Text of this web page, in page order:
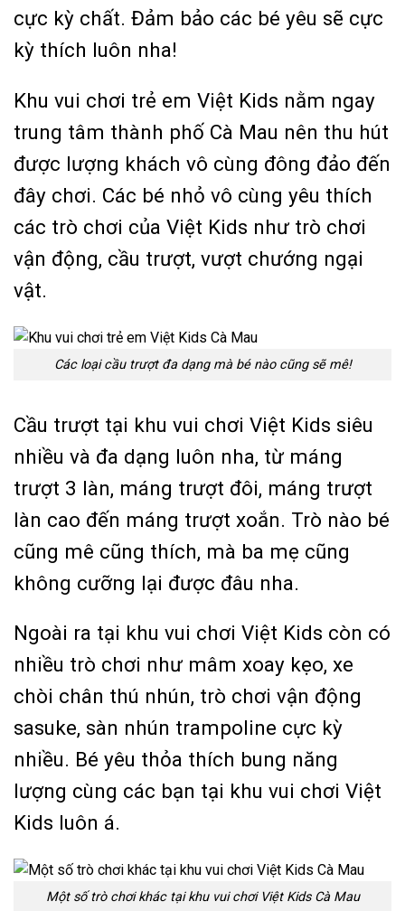
cực kỳ chất. Đảm bảo các bé yêu sẽ cực
kỳ thích luôn nha!
Khu vui chơi trẻ em Việt Kids nằm ngay
trung tâm thành phố Cà Mau nên thu hút
được lượng khách vô cùng đông đảo đến
đây chơi. Các bé nhỏ vô cùng yêu thích
các trò chơi của Việt Kids như trò chơi
vận động, cầu trượt, vượt chướng ngại
vật.
Các loại cầu trượt đa dạng mà bé nào cũng sẽ mê!
Cầu trượt tại khu vui chơi Việt Kids siêu
nhiều và đa dạng luôn nha, từ máng
trượt 3 làn, máng trượt đôi, máng trượt
làn cao đến máng trượt xoắn. Trò nào bé
cũng mê cũng thích, mà ba mẹ cũng
không cưỡng lại được đâu nha.
Ngoài ra tại khu vui chơi Việt Kids còn có
nhiều trò chơi như mâm xoay kẹo, xe
chòi chân thú nhún, trò chơi vận động
sasuke, sàn nhún trampoline cực kỳ
nhiều. Bé yêu thỏa thích bung năng
lượng cùng các bạn tại khu vui chơi Việt
Kids luôn á.
Một số trò chơi khác tại khu vui chơi Việt Kids Cà Mau